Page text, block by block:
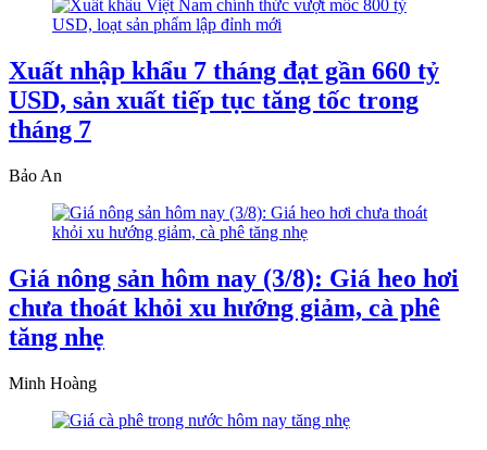
Xuất nhập khẩu 7 tháng đạt gần 660 tỷ
USD, sản xuất tiếp tục tăng tốc trong
tháng 7
Bảo An
Giá nông sản hôm nay (3/8): Giá heo hơi
chưa thoát khỏi xu hướng giảm, cà phê
tăng nhẹ
Minh Hoàng